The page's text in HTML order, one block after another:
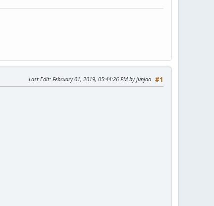
#1
Last Edit: February 01, 2019, 05:44:26 PM by junjao